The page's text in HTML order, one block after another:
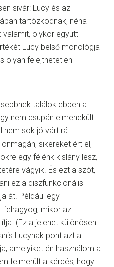
sivár: Lucy és az
tartózkodnak, néha-
valamit, olykor együtt
Lucy belső monológja
olyan felejthetetlen
találok ebben a
nem csupán elmenekült –
sok jó várt rá.
sikereket ért el,
egy félénk kislány lesz,
vágyik. És ezt a szót,
ez a diszfunkcionális
át. Például egy
felragyog, mikor az
(Ez a jelenet különösen
Lucynak pont azt a
amelyiket én használom a
felmerült a kérdés, hogy